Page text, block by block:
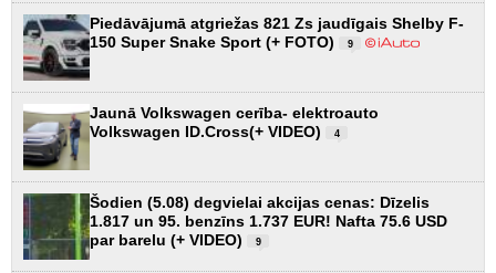
Piedāvājumā atgriežas 821 Zs jaudīgais Shelby F-
150 Super Snake Sport (+ FOTO)
9
Jaunā Volkswagen cerība- elektroauto
Volkswagen ID.Cross(+ VIDEO)
4
Šodien (5.08) degvielai akcijas cenas: Dīzelis
1.817 un 95. benzīns 1.737 EUR! Nafta 75.6 USD
par barelu (+ VIDEO)
9